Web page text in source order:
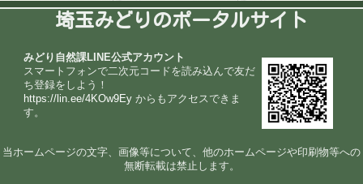
埼玉みどりのポータルサイト
みどり自然課LINE公式アカウント
スマートフォンで二次元コードを読み込んで友だ
ち登録をしよう！
https://lin.ee/4KOw9Ey からもアクセスできま
す。
当ホームページの文字、画像等について、他のホームページや印刷物等への
無断転載は禁止します。